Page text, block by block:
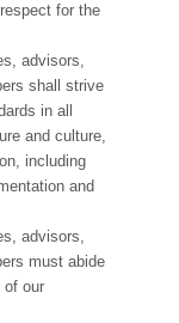
for the
advisors,
shall strive
in all
and culture,
including
and
advisors,
must abide
of our